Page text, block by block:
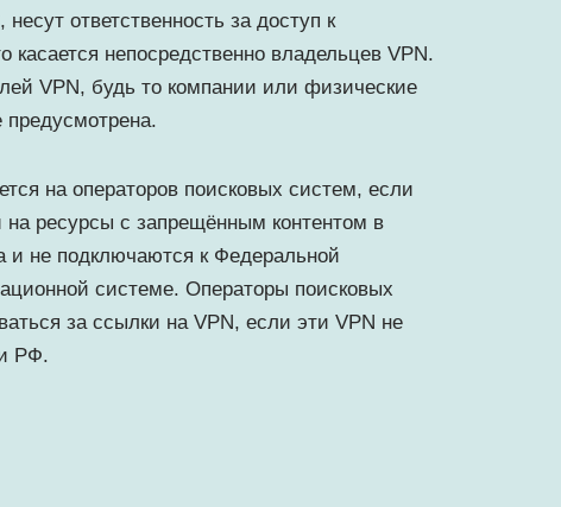
ответственность за доступ к
непосредственно владельцев VPN.
VPN, будь то компании или физические
предусмотрена.
на операторов поисковых систем, если
ресурсы с запрещённым контентом в
и не подключаются к Федеральной
системе. Операторы поисковых
за ссылки на VPN, если эти VPN не
РФ.